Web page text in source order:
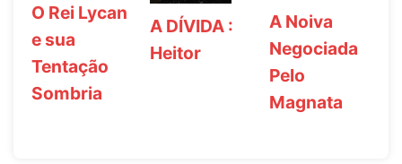
O Rei Lycan
e sua
Tentação
Sombria
A DÍVIDA :
Heitor
A Noiva
Negociada
Pelo
Magnata